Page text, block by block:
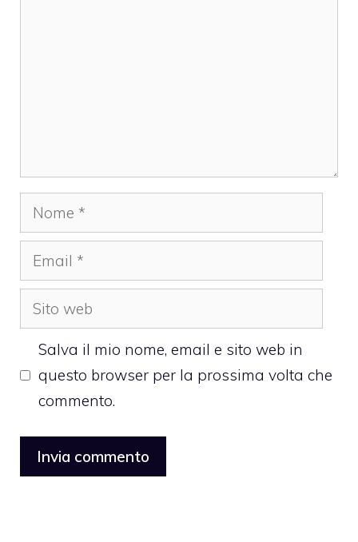
Nome
Email
Sito
web
Salva il mio nome, email e sito web in
questo browser per la prossima volta che
commento.